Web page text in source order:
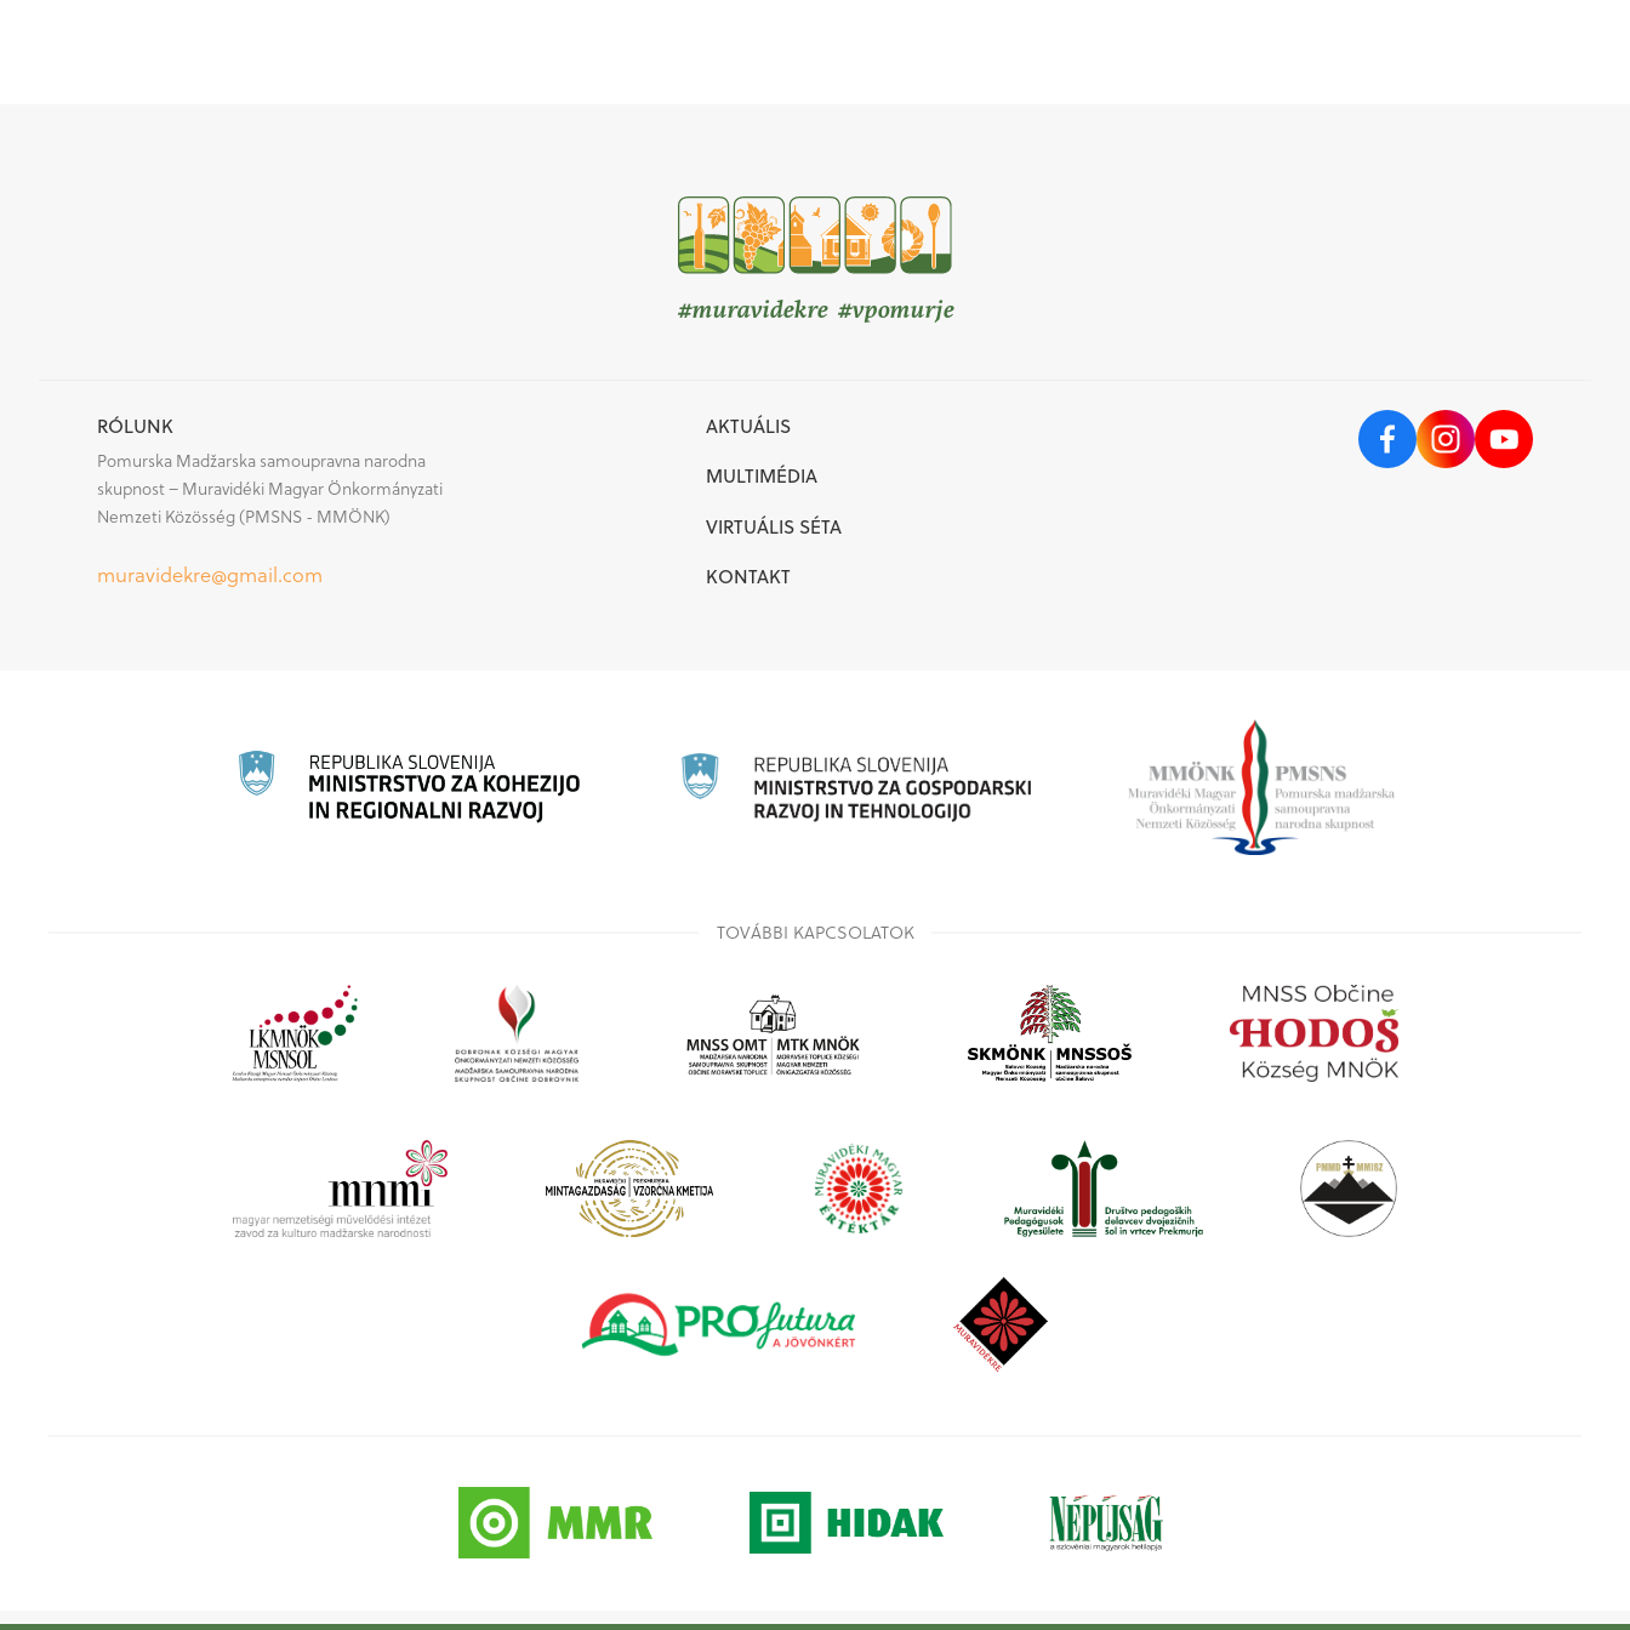
#muravidekre #vpomurje
RÓLUNK
Pomurska Madžarska samoupravna narodna
skupnost – Muravidéki Magyar Önkormányzati
Nemzeti Közösség (PMSNS - MMÖNK)
muravidekre@gmail.com
AKTUÁLIS
MULTIMÉDIA
VIRTUÁLIS SÉTA
KONTAKT
TOVÁBBI KAPCSOLATOK